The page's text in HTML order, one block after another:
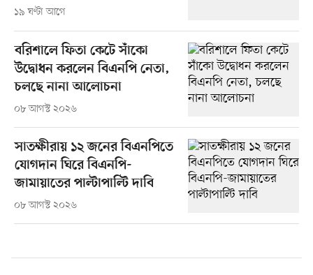
১৯ ঘণ্টা আগে
বরিশালে ফিতা কেটে সাঁকো
উদ্বোধন করলেন বিএনপি নেতা,
চলছে নানা আলোচনা
০৮ আগস্ট ২০২৬
সাতক্ষীরায় ১২ জনের বিএনপিতে
যোগদান ঘিরে বিএনপি-
জামায়াতের পাল্টাপাল্টি দাবি
০৮ আগস্ট ২০২৬